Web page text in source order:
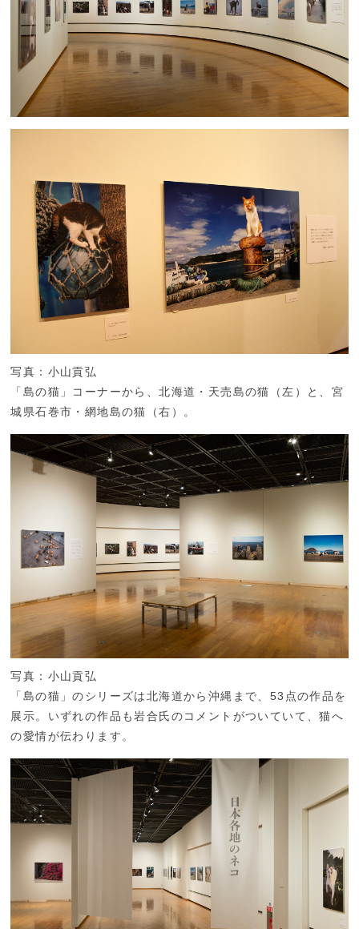
写真：小山貢弘
「島の猫」コーナーから、北海道・天売島の猫（左）と、宮
城県石巻市・網地島の猫（右）。
写真：小山貢弘
「島の猫」のシリーズは北海道から沖縄まで、53点の作品を
展示。いずれの作品も岩合氏のコメントがついていて、猫へ
の愛情が伝わります。